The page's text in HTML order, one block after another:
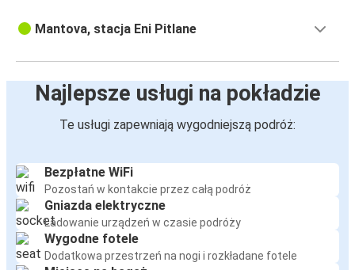
Mantova, stacja Eni Pitlane
Najlepsze usługi na pokładzie
Te usługi zapewniają wygodniejszą podróż:
Bezpłatne WiFi
Pozostań w kontakcie przez całą podróż
Gniazda elektryczne
Ładowanie urządzeń w czasie podróży
Wygodne fotele
Dodatkowa przestrzeń na nogi i rozkładane fotele